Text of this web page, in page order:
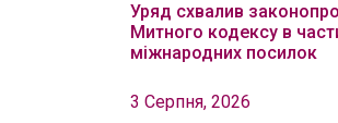
Уряд схвалив
Митного кодексу в
міжнародних посилок
3 Серпня, 2026